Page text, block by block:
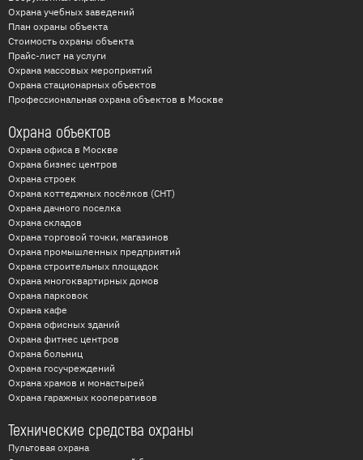
Охрана учебных заведений
План охраны объекта
Стоимость охраны объекта
Прайс-лист на услуги
Охрана массовых мероприятий
Охрана стационарных объектов
Профессиональная охрана объектов в Москве
Охрана объектов
Охрана офиса в Москве
Охрана бизнес центров
Охрана строек
Охрана коттеджных посёлков (СНТ)
Охрана дачного поселка
Охрана складов
Охрана торговой точки, магазинов
Охрана промышленных предприятий
Охрана строительных площадок
Охрана многоквартирных домов
Охрана парковок
Охрана кафе
Охрана офисных зданий
Охрана фитнес центров
Охрана больниц
Охрана госучреждений
Охрана храмов и монастырей
Охрана гаражных кооперативов
Технические средства охраны
Пультовая охрана